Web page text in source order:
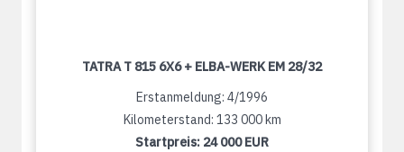
TATRA T 815 6X6 + ELBA-WERK EM 28/32
Erstanmeldung: 4/1996
Kilometerstand: 133 000 km
Startpreis: 24 000 EUR